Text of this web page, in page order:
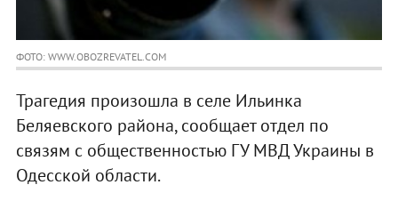
ФОТО: WWW.OBOZREVATEL.COM
Трагедия произошла в селе Ильинка
Беляевского района, сообщает отдел по
связям с общественностью ГУ МВД Украины в
Одесской области.